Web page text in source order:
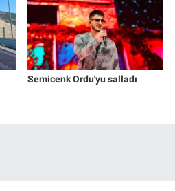
Semicenk Ordu'yu salladı